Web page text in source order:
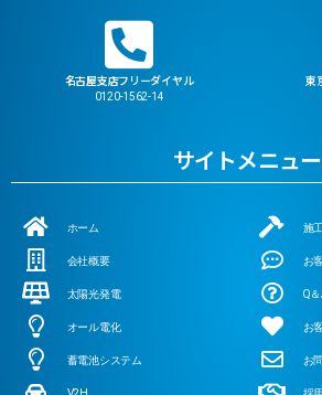
名古屋支店フリーダイヤル
0120-1562-14
東
サイトメニュー
ホーム
会社概要
太陽光発電
オール電化
蓄電池システム
施
お
Q＆
お
お